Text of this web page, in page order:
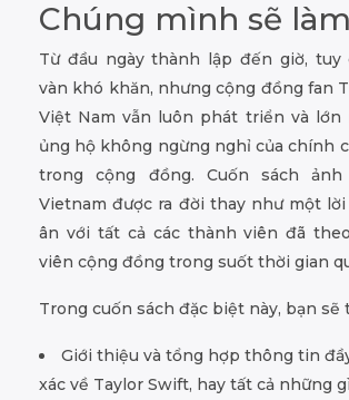
Chúng mình sẽ
Từ đầu ngày thành lập đến giờ, tuy
vàn khó khăn, nhưng cộng đồng fan
Việt Nam vẫn luôn phát triển và lớn
ủng hộ không ngừng nghỉ của chính
trong cộng đồng. Cuốn sách
Vietnam được ra đời thay như một
ân với tất cả các thành viên đã
viên cộng đồng trong suốt thời gian
Trong cuốn sách đặc biệt này, bạn sẽ
Giới thiệu và tổng hợp thông tin
xác về Taylor Swift, hay tất cả những